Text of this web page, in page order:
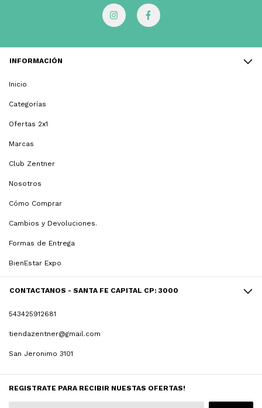
INFORMACIÓN
Inicio
Categorías
Ofertas 2x1
Marcas
Club Zentner
Nosotros
Cómo Comprar
Cambios y Devoluciones.
Formas de Entrega
BienEstar Expo
CONTACTANOS - SANTA FE CAPITAL CP: 3000
543425912681
tiendazentner@gmail.com
San Jeronimo 3101
REGISTRATE PARA RECIBIR NUESTAS OFERTAS!